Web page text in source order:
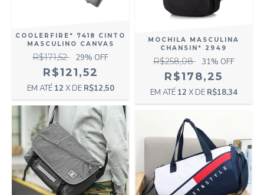
COOLERFIRE* 7418 CINTO
MASCULINO CANVAS
R$171,52 29% OFF
R$121,52
12 X DE R$12,50
MOCHILA MASCULINA
CHANSIN* 2949
R$258,08 31% OFF
R$178,25
12 X DE R$18,34